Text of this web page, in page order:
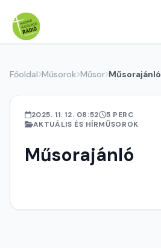
Főoldal Műsorok Műsor Műsorajánló
2025. 11. 12. 08:52
5 PERC
AKTUÁLIS ÉS HÍRMŰSOROK
Műsorajánló